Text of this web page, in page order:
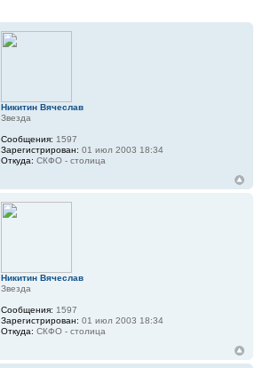
Никитин Вячеслав
Звезда
Сообщения: 1597
Зарегистрирован: 01 июл 2003 18:34
Откуда: СКФО - столица
Никитин Вячеслав
Звезда
Сообщения: 1597
Зарегистрирован: 01 июл 2003 18:34
Откуда: СКФО - столица